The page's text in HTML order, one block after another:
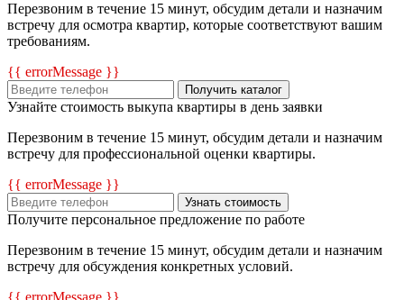
Перезвоним в течение 15 минут, обсудим детали и назначим
встречу для осмотра квартир, которые соответствуют вашим
требованиям.
{{ errorMessage }}
Получить каталог
Узнайте стоимость выкупа квартиры в день заявки
Перезвоним в течение 15 минут, обсудим детали и назначим
встречу для профессиональной оценки квартиры.
{{ errorMessage }}
Узнать стоимость
Получите персональное предложение по работе
Перезвоним в течение 15 минут, обсудим детали и назначим
встречу для обсуждения конкретных условий.